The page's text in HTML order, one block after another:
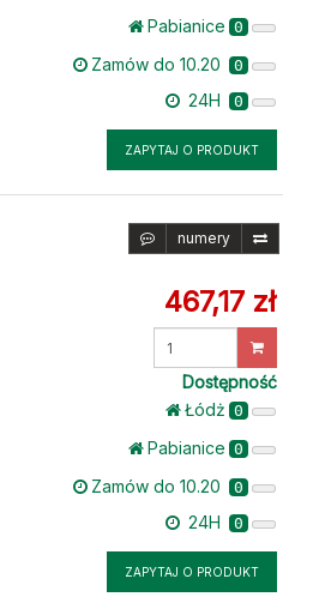
Pabianice 0
Zamów do 10.20 0
24H 0
ZAPYTAJ O PRODUKT
numery
467,17 zł
Dostępność
Łódż 0
Pabianice 0
Zamów do 10.20 0
24H 0
ZAPYTAJ O PRODUKT